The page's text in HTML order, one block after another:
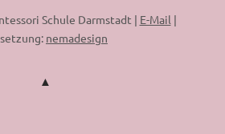
Schule Darmstadt | E-Mail |
nemadesign